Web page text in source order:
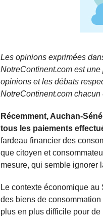
Les opinions exprimées
NotreContinent.com est
opinions et les débats
NotreContinent.com
Récemment, Auchan-
tous les paiements
fardeau financier des
que citoyen et
mesure, qui semble ignorer
Le contexte économique
des biens de
plus en plus difficile pour